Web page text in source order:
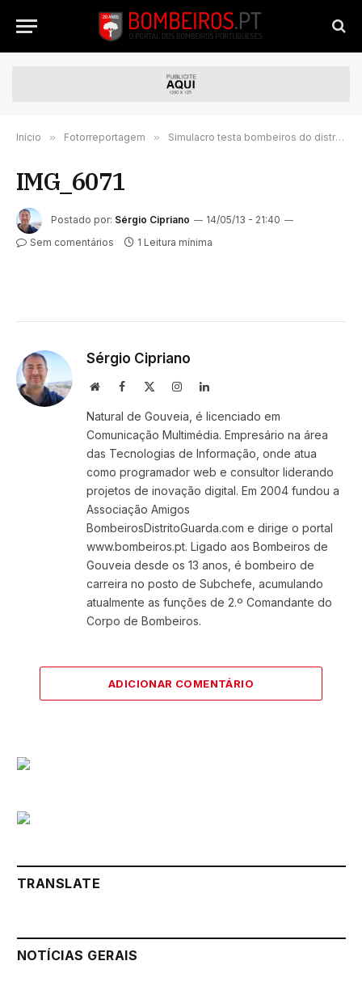
Início » Fotorreportagem » Simulacro testa bombeiros do distrito do Porto
IMG_6071
Postado por: Sérgio Cipriano
14/05/13 - 21:40
Sem comentários
1 Leitura mínima
Sérgio Cipriano
WebsiteFacebook InstagramLinkedIn
Natural de Gouveia, é licenciado em
Comunicação Multimédia. Empresário na área
das Tecnologias de Informação, onde atua
como programador web e consultor liderando
projetos de inovação digital. Em 2004 fundou a
Associação Amigos
BombeirosDistritoGuarda.com e dirige o portal
www.bombeiros.pt. Ligado aos Bombeiros de
Gouveia desde os 13 anos, é bombeiro de
carreira no posto de Subchefe, acumulando
atualmente as funções de 2.º Comandante do
Corpo de Bombeiros.
ADICIONAR COMENTÁRIO
TRANSLATE
NOTÍCIAS GERAIS